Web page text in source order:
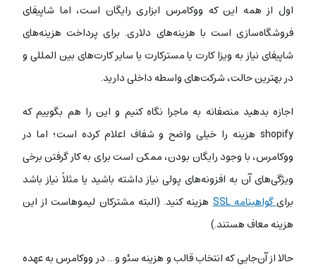
اول از همه این که ووکامرس ابزاری رایگان است، اما شاپیفای
فروشگاه‌سازی است با هزینه‌های دلاری. برای پرداخت هزینه‌های
شاپیفای نیاز به ویزا کارت یا مسترکارت یا سایر کارت‌های بین المللی و
در بهترین حالت، شرکت‌های واسطه‌ داخلی دارید.
اجازه بدهید منصفانه به ماجرا نگاه کنیم و این را هم بگوییم که
shopify هزینه را خیلی واضح و شفاف اعلام کرده است؛ اما در
ووکامرس، با وجود رایگان بودن، ممکن است برای به کار گرفتن برخی
ویژگی‌های آن به افزونه‌های پولی نیاز داشته باشید یا مثلاً نیاز باشد
برایگواهینامه SSL
هزینه کنید. (البته مشترکان لیموهاست از این
هزینه معاف هستند.)
حالا از آن‌جایی که انتخاب قالب و هزینه‌ سئو و… در ووکامرس به عهده‌